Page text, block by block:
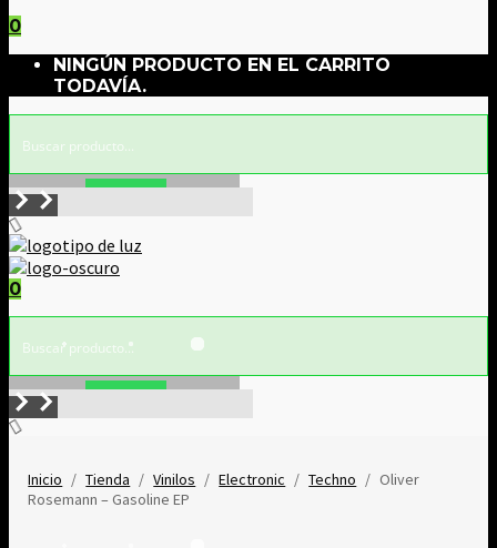
0
NINGÚN PRODUCTO EN EL CARRITO
TODAVÍA.
0
Inicio / Tienda / Vinilos / Electronic / Techno / Oliver
Rosemann ‎– Gasoline EP